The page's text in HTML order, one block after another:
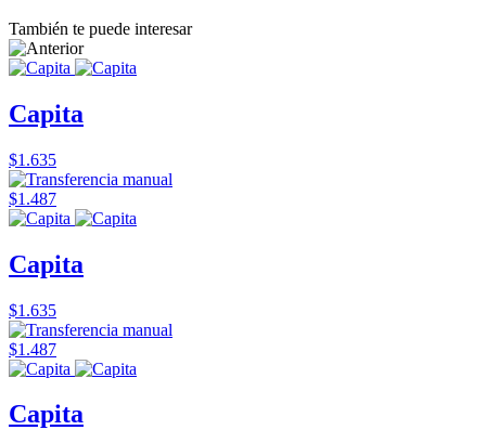
También te puede interesar
Capita
$1.635
$1.487
Capita
$1.635
$1.487
Capita